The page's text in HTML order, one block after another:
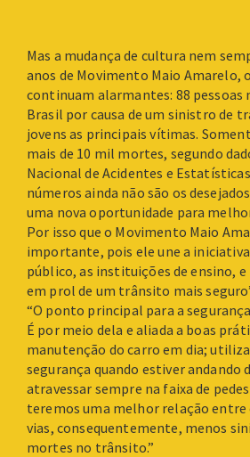
Mas a mudança de cultura nem
anos de Movimento Maio Amarelo,
continuam alarmantes: 88 pessoas
Brasil por causa de um sinistro de
jovens as principais vítimas.
mais de 10 mil mortes, segundo
Nacional de Acidentes e
números ainda não são os
uma nova oportunidade para
Por isso que o Movimento Maio
importante, pois ele une a
público, as instituições de ensino, e
em prol de um trânsito mais
“O ponto principal para a
É por meio dela e aliada a boas
manutenção do carro em dia;
segurança quando estiver andando
atravessar sempre na faixa de
teremos uma melhor relação entre
vias, consequentemente, menos
mortes no trânsito.”